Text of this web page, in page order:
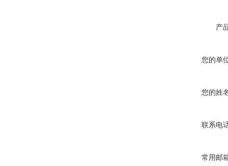
产
您的单
您的姓
联系电
常用邮